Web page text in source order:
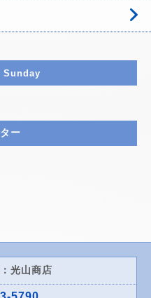
Sunday
ー
光山商店